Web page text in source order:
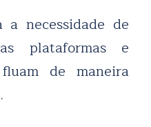
a necessidade de
plataformas e
de maneira